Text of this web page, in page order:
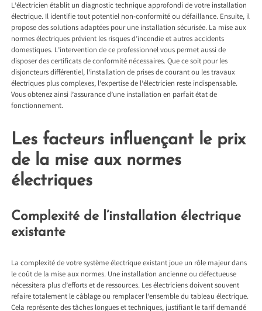
L’électricien établit un diagnostic technique approfondi de votre installation
électrique. Il identifie tout potentiel non-conformité ou défaillance. Ensuite, il
propose des solutions adaptées pour une installation sécurisée. La mise aux
normes électriques prévient les risques d’incendie et autres accidents
domestiques. L’intervention de ce professionnel vous permet aussi de
disposer des certificats de conformité nécessaires. Que ce soit pour les
disjoncteurs différentiel, l’installation de prises de courant ou les travaux
électriques plus complexes, l’expertise de l’électricien reste indispensable.
Vous obtenez ainsi l’assurance d’une installation en parfait état de
fonctionnement.
Les facteurs influençant le prix
de la mise aux normes
électriques
Complexité de l’installation électrique
existante
La complexité de votre système électrique existant joue un rôle majeur dans
le coût de la mise aux normes. Une installation ancienne ou défectueuse
nécessitera plus d’efforts et de ressources. Les électriciens doivent souvent
refaire totalement le câblage ou remplacer l’ensemble du tableau électrique.
Cela représente des tâches longues et techniques, justifiant le tarif demandé